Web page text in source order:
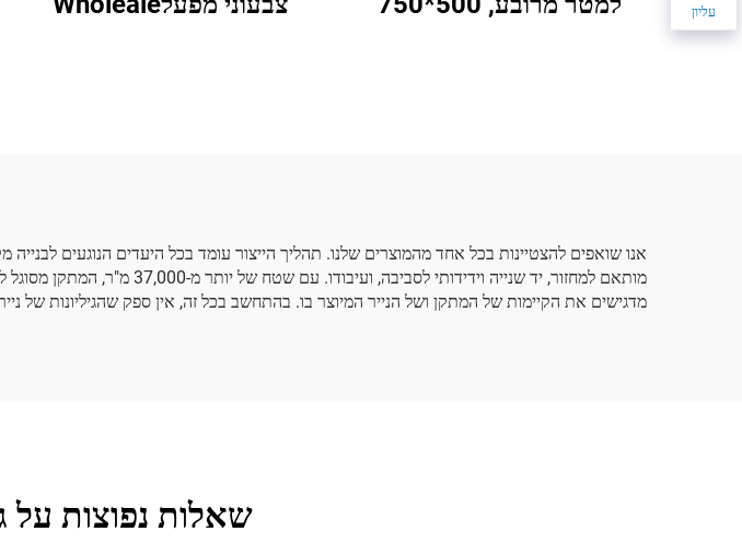
אנו שואפים להצטיינות בכל אחד מהמוצרים שלנו. תהליך הייצור עומד בכל היעדים הנוגעים לבנייה
מותאם למחזור, יד שנייה
מדגישים את הקיימות של המתקן ושל הנייר המיוצר בו. בהתחשב בכל זה, אין ספק שהגיליונות של
שאלות נפוצות על
עליון